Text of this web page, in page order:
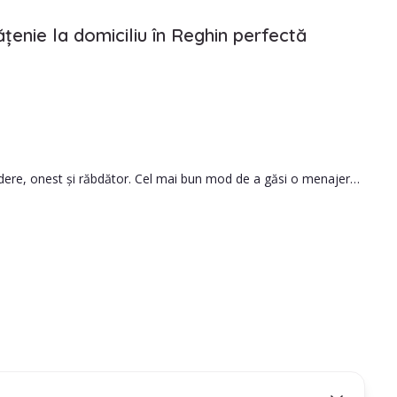
la domiciliu în Reghin perfectă
onest și răbdător. Cel mai bun mod de a găsi o menajeră
persoana pe care o angajezi este potrivită pentru nevoile